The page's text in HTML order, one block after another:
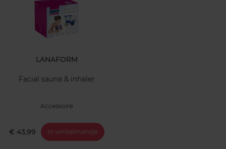
LANAFORM
Facial sauna & inhaler
Accessoire
€ 43,99 In winkelmandje